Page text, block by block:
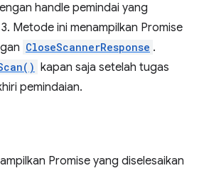
handle pemindai yang
Metode ini menampilkan Promise
CloseScannerResponse .
kapan saja setelah tugas
pemindaian.
Promise yang diselesaikan